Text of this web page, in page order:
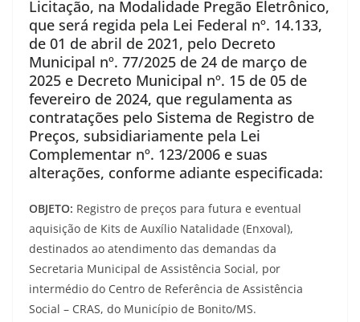
Licitação, na Modalidade Pregão Eletrônico,
que será regida pela Lei Federal nº. 14.133,
de 01 de abril de 2021, pelo Decreto
Municipal nº. 77/2025 de 24 de março de
2025 e Decreto Municipal nº. 15 de 05 de
fevereiro de 2024, que regulamenta as
contratações pelo Sistema de Registro de
Preços, subsidiariamente pela Lei
Complementar nº. 123/2006 e suas
alterações, conforme adiante especificada:
OBJETO: Registro de preços para futura e eventual
aquisição de Kits de Auxílio Natalidade (Enxoval),
destinados ao atendimento das demandas da
Secretaria Municipal de Assistência Social, por
intermédio do Centro de Referência de Assistência
Social – CRAS, do Município de Bonito/MS.